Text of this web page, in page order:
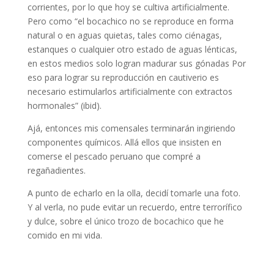
corrientes, por lo que hoy se cultiva artificialmente.
Pero como “el bocachico no se reproduce en forma
natural o en aguas quietas, tales como ciénagas,
estanques o cualquier otro estado de aguas lénticas,
en estos medios solo logran madurar sus gónadas Por
eso para lograr su reproducción en cautiverio es
necesario estimularlos artificialmente con extractos
hormonales” (ibid).
Ajá, entonces mis comensales terminarán ingiriendo
componentes químicos. Allá ellos que insisten en
comerse el pescado peruano que compré a
regañadientes.
A punto de echarlo en la olla, decidí tomarle una foto.
Y al verla, no pude evitar un recuerdo, entre terrorífico
y dulce, sobre el único trozo de bocachico que he
comido en mi vida.